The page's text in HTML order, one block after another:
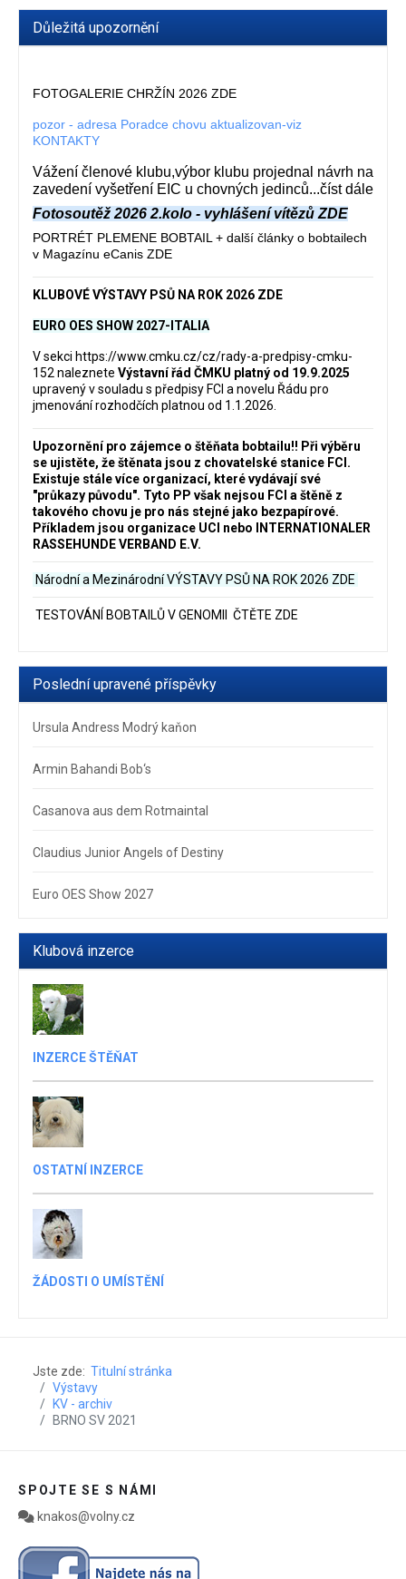
Důležitá upozornění
FOTOGALERIE CHRŽÍN 2026 ZDE
pozor - adresa Poradce chovu aktualizovan-viz
KONTAKTY
Vážení členové klubu,výbor klubu projednal návrh na
zavedení vyšetření EIC u chovných jedinců...číst dále
Fotosoutěž 2026 2.kolo - vyhlášení vítězů ZDE
PORTRÉT PLEMENE BOBTAIL + další články o bobtailech
v Magazínu eCanis ZDE
KLUBOVÉ VÝSTAVY PSŮ NA ROK 2026 ZDE
EURO OES SHOW 2027-ITALIA
V sekci https://www.cmku.cz/cz/rady-a-predpisy-cmku-
152 naleznete Výstavní řád ČMKU platný od 19.9.2025
upravený v souladu s předpisy FCI a novelu Řádu pro
jmenování rozhodčích platnou od 1.1.2026.
Upozornění pro zájemce o štěňata bobtailu‼️ Při výběru
se ujistěte, že štěnata jsou z chovatelské stanice FCI.
Existuje stále více organizací, které vydávají své
"průkazy původu". Tyto PP však nejsou FCI a štěně z
takového chovu je pro nás stejné jako bezpapírové.
Příkladem jsou organizace UCI nebo INTERNATIONALER
RASSEHUNDE VERBAND E.V.
Národní a Mezinárodní VÝSTAVY PSŮ NA ROK 2026 ZDE
TESTOVÁNÍ BOBTAILŮ V GENOMII ČTĚTE ZDE
Poslední upravené příspěvky
Ursula Andress Modrý kaňon
Armin Bahandi Bob‘s
Casanova aus dem Rotmaintal
Claudius Junior Angels of Destiny
Euro OES Show 2027
Klubová inzerce
INZERCE ŠTĚŇAT
OSTATNÍ INZERCE
ŽÁDOSTI O UMÍSTĚNÍ
Jste zde: Titulní stránka
Výstavy
KV - archiv
BRNO SV 2021
SPOJTE SE S NÁMI
knakos@volny.cz